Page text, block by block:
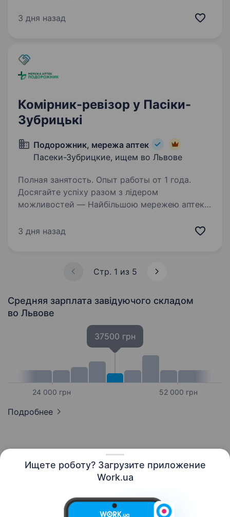
Ищете роботу? Загрузите приложение
Work.ua
працівників у всіх регіонах України. У зв’язку
3 дня назад
Комірник-ревізор у Пасіки-
Зубрицькі
Подорожник, мережа аптек
Пасеки-Зубрицкие, ищем во Львове
Полная занятость. Опыт работы от 1 года.
Досягайте успіху разом з лідером
можливостей — Найбільшою мережею аптек
на посаду Комірник-ревізор, що приєднаються
3 дня назад
Стр. 1 из 5
Средняя зарплата завідуючого складом
во Львове
24 000 грн
37500 грн
52 000 грн
Подробнее